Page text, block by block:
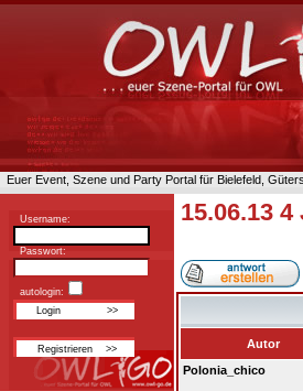
Euer Event, Szene und Party Portal für Bielefeld,
Username:
Passwort:
autologin:
15.06.13
Autor
Polonia_chico